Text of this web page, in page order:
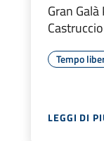
Gran
Castruccio
Tempo
LEGGI DI